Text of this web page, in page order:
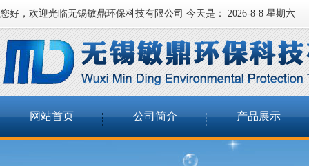
您好，欢迎光临无锡敏鼎环保科技有限公司 今天是： 2026-8-8 星期六
网站首页 公司简介 产品展示